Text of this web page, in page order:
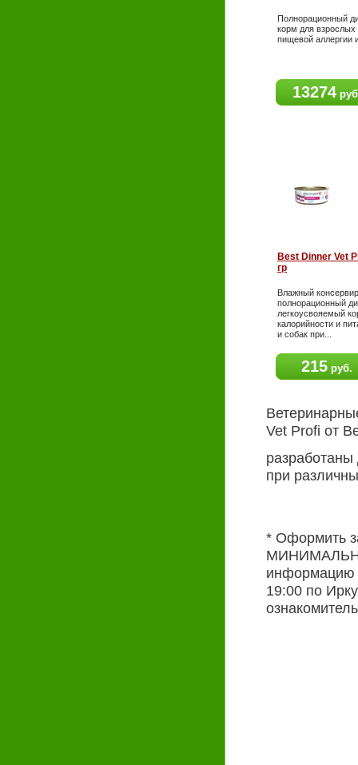
Полнорационный
корм для взрослых
пищевой аллергии
13274
Best Dinner Vet
гр
Влажный
полнорационный
легкоусвояемый
калорийности и
и собак при...
215 руб.
Vet Profi от
при
* Оформить
информацию
19:00 по